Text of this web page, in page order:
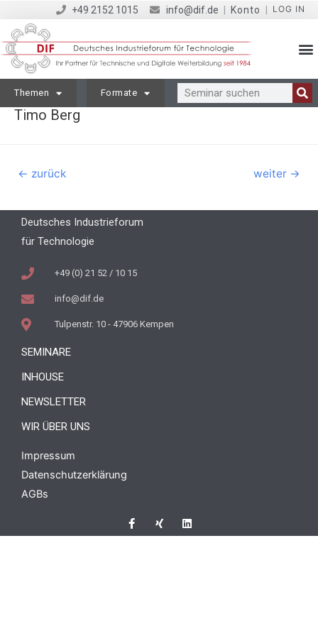
+49 2152 1015 info@dif.de Konto LOG IN
Themen Formate
Timo Berg
← zurück weiter →
Deutsches Industrieforum
für Technologie
+49 (0) 21 52 / 10 15
info@dif.de
Tulpenstr. 10 - 47906 Kempen
SEMINARE
INHOUSE
NEWSLETTER
WIR ÜBER UNS
Impressum
Datenschutzerklärung
AGBs